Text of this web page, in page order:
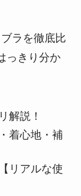
ラを徹底比
っきり分か
解説！
着心地・補
リアルな使